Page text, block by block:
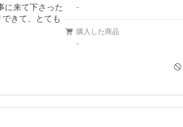
に来て下さった
きて、とても
-
購入した商品
-